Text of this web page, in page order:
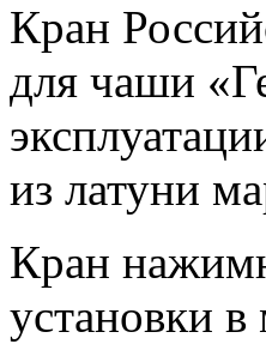
Кран
для чаши
из латуни
Кран
установки в